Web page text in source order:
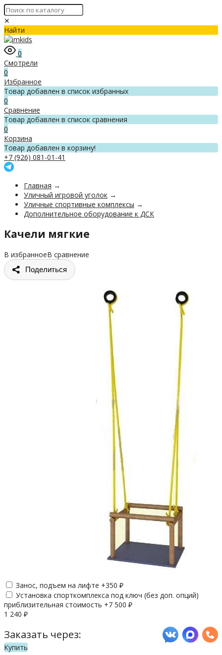
✕
Найти
0
Смотрели
0
Избранное
Товар добавлен в список избранных
0
Сравнение
Товар добавлен в список сравнения
0
Корзина
Товар добавлен в корзину!
+7 (926) 081-01-41
Главная →
Уличный игровой уголок →
Уличные спортивные комплексы →
Дополнительное оборудование к ДСК
Качели мягкие
В избранноеВ сравнение
Поделиться
Занос, подъем на лифте +350 ₽
Установка спорткомплекса под ключ (без доп. опций)
приблизительная стоимость +7 500 ₽
1 240 ₽
Заказать через:
Купить